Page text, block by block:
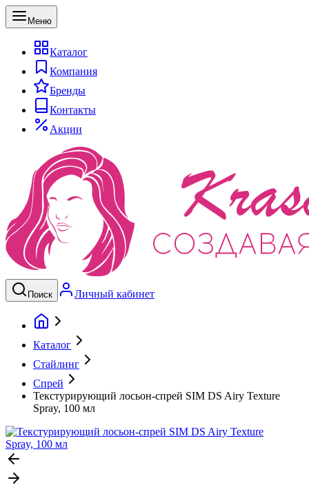
Меню
Каталог
Компания
Бренды
Контакты
Акции
Поиск Личный кабинет
Каталог
Стайлинг
Спрей
Текстурирующий лосьон-спрей SIM DS Airy Texture
Spray, 100 мл